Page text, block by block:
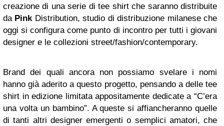
creazione di una serie di tee shirt che saranno distribuite
da PinkDistribution, studio di distribuzione milanese che
oggi si configura come punto di incontro per tutti i giovani
designer e le collezioni street/fashion/contemporary.
Brand dei quali ancora non possiamo svelare i nomi
hanno già aderito a questo progetto, pensando a delle tee
shirt in edizione limitata appositamente dedicate a “C’era
una volta un bambino”. A queste si affiancheranno quelle
di tanti altri designer emergenti o semplici amatori, che